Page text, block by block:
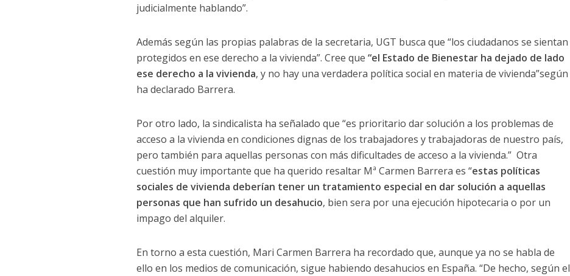
judicialmente hablando”.
Además según las propias palabras de la secretaria, UGT busca que “los ciudadanos se sientan
protegidos en ese derecho a la vivienda”. Cree que“el Estado de Bienestar ha dejado de lado
ese derecho a la vivienda, y no hay una verdadera política social en materia de vivienda”según
ha declarado Barrera.
Por otro lado, la sindicalista ha señalado que “es prioritario dar solución a los problemas de
acceso a la vivienda en condiciones dignas de los trabajadores y trabajadoras de nuestro país,
pero también para aquellas personas con más dificultades de acceso a la vivienda.” Otra
cuestión muy importante que ha querido resaltar Mª Carmen Barrera es “estas políticas
sociales de vivienda deberían tener un tratamiento especial en dar solución a aquellas
personas que han sufrido un desahucio, bien sera por una ejecución hipotecaria o por un
impago del alquiler.
En torno a esta cuestión, Mari Carmen Barrera ha recordado que, aunque ya no se habla de
ello en los medios de comunicación, sigue habiendo desahucios en España. “De hecho, según el